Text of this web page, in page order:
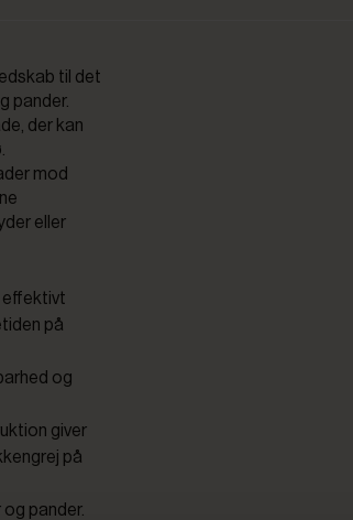
til det
pander.
der kan
mod
eller
effektivt
på
og
giver
på
pander.